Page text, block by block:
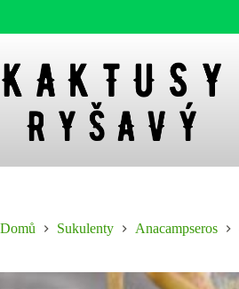
content
Domů Sukulenty Anacampseros